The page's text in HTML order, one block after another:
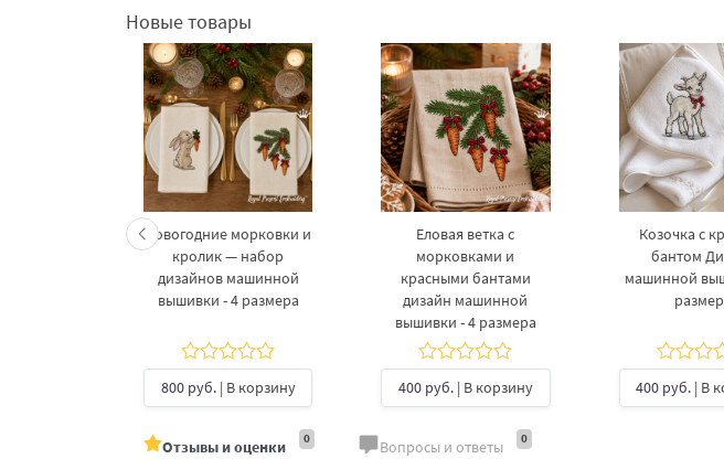
Новые товары
Новогодние морковки и
кролик — набор
дизайнов машинной
вышивки - 4 размера
800 руб.| В корзину
Еловая ветка с
морковками и
красными бантами
дизайн машинной
вышивки - 4 размера
400 руб.| В корзину
Козочка с
бантом
машинной
400 руб. | В
Отзывы и оценки 0 Вопросы и ответы 0